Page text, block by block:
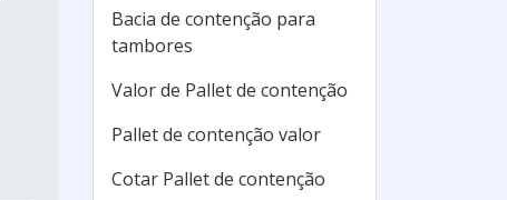
Bacia de contenção para
tambores
Valor de Pallet de contenção
Pallet de contenção valor
Cotar Pallet de contenção